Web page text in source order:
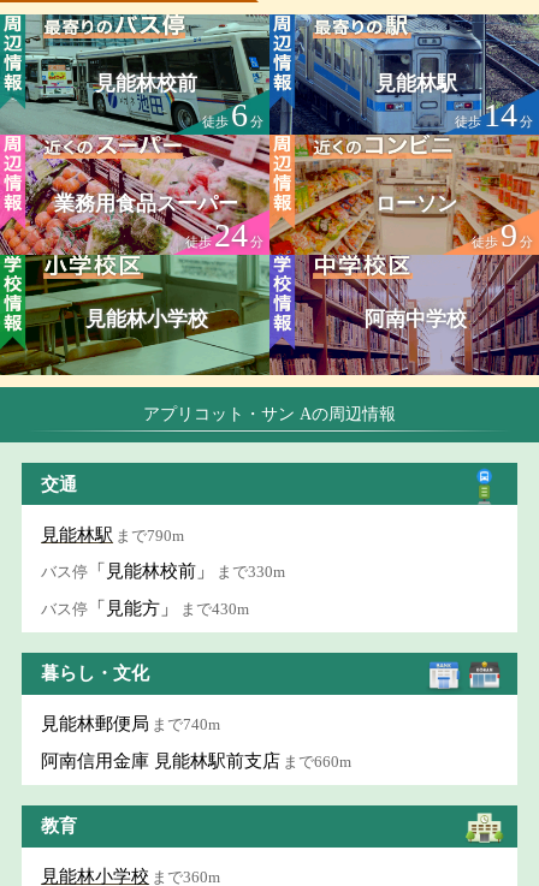
見能林校前
徒歩6分
見能林駅
徒歩14分
業務用食品スーパー
徒歩24分
ローソン
徒歩9分
見能林小学校 阿南中学校
アプリコット・サン Aの周辺情報
交通
見能林駅 まで790m
バス停 「見能林校前」 まで330m
バス停 「見能方」 まで430m
暮らし・文化
見能林郵便局 まで740m
阿南信用金庫 見能林駅前支店 まで660m
教育
見能林小学校 まで360m